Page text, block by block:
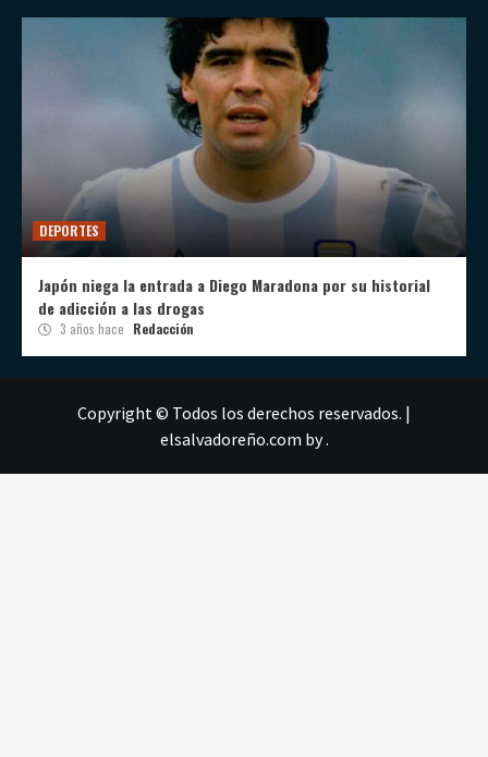
DEPORTES
Japón niega la entrada a Diego Maradona por su historial
de adicción a las drogas
3 años hace Redacción
Copyright © Todos los derechos reservados. |
elsalvadoreño.com by .